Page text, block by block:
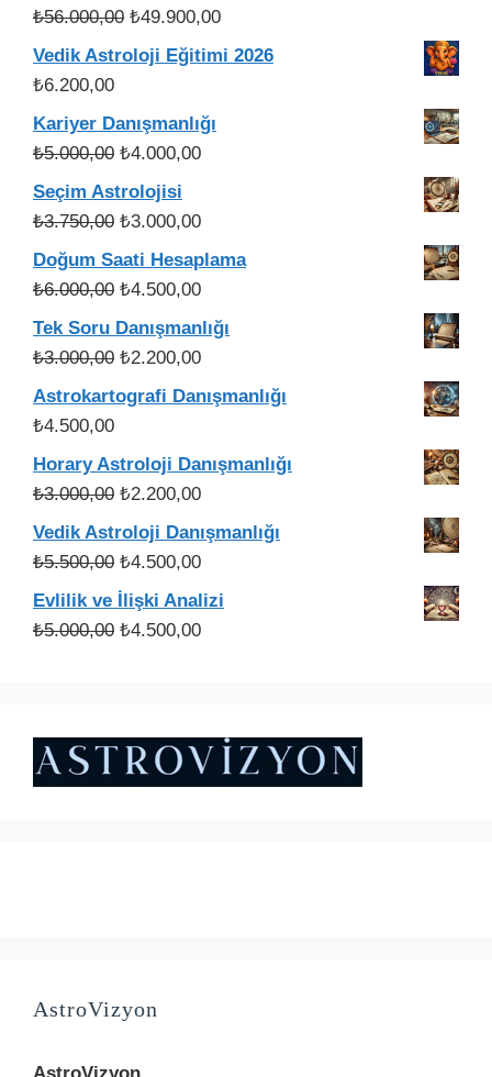
₺56.000,00 Orijinal
fiyat:
₺49.900,00Şu
andaki
Vedik Astroloji Eğitimi 2026
₺6.200,00
Kariyer Danışmanlığı
₺5.000,00 Orijinal
fiyat:
₺5.000,00.
₺4.000,00Şu
Seçim Astrolojisi
₺3.750,00 Orijinal
fiyat:
₺3.750,00.
₺3.000,00Şu
andaki
Doğum Saati Hesaplama
₺6.000,00 Orijinal
fiyat:
₺6.000,00.
₺4.500,00Şu
andaki
Tek Soru Danışmanlığı
₺3.000,00 Orijinal
fiyat:
₺2.200,00Şu
Astrokartografi Danışmanlığı
₺4.500,00
Horary Astroloji Danışmanlığı
₺3.000,00 Orijinal
fiyat:
₺3.000,00.
₺2.200,00Şu
Vedik Astroloji Danışmanlığı
₺5.500,00 Orijinal
fiyat:
₺5.500,00.
₺4.500,00Şu
andaki
Evlilik ve İlişki Analizi
₺5.000,00 Orijinal
₺4.500,00Şu
AstroVizyon
AstroVizyon